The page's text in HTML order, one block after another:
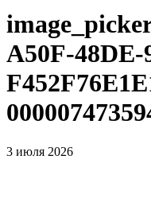
A50F-48DE-
3 июля 2026